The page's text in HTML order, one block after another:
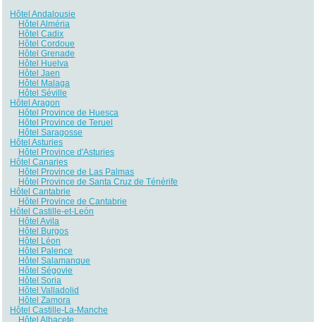
Hôtel Andalousie
Hôtel Alméria
Hôtel Cadix
Hôtel Cordoue
Hôtel Grenade
Hôtel Huelva
Hôtel Jaen
Hôtel Malaga
Hôtel Séville
Hôtel Aragon
Hôtel Province de Huesca
Hôtel Province de Teruel
Hôtel Saragosse
Hôtel Asturies
Hôtel Province d'Asturies
Hôtel Canaries
Hôtel Province de Las Palmas
Hôtel Province de Santa Cruz de Ténérife
Hôtel Cantabrie
Hôtel Province de Cantabrie
Hôtel Castille-et-León
Hôtel Avila
Hôtel Burgos
Hôtel Léon
Hôtel Palence
Hôtel Salamanque
Hôtel Ségovie
Hôtel Soria
Hôtel Valladolid
Hôtel Zamora
Hôtel Castille-La-Manche
Hôtel Albacete